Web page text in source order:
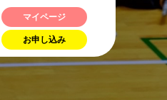
マイページ
お申し込み